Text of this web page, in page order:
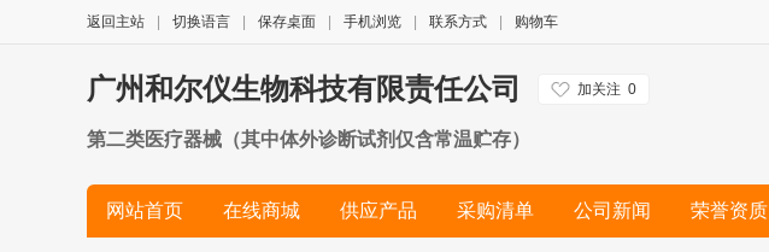
返回主站 切换语言 保存桌面 手机浏览 联系方式 购物车
广州和尔仪生物科技有限责任公司 加关注 0
第二类医疗器械（其中体外诊断试剂仅含常温贮存）
网站首页 在线商城 供应产品 采购清单 公司新闻 荣誉资质